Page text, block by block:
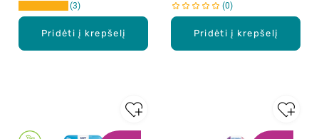
Pridėti į krepšelį
3
Pridėti į krepšelį
0